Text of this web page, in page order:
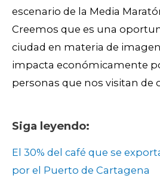
escenario de la Media
Creemos que es una
ciudad en materia de
impacta económicamente
personas que nos visitan de
Siga leyendo:
El 30% del café que se
por el Puerto de Cartagena